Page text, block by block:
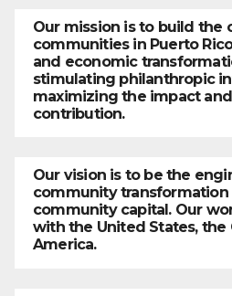
Our mission is to build the
communities in Puerto
and economic
stimulating philanthropic
maximizing the impact
contribution.
Our vision is to be the
community transformation
community capital. Our
with the United States, the
America.